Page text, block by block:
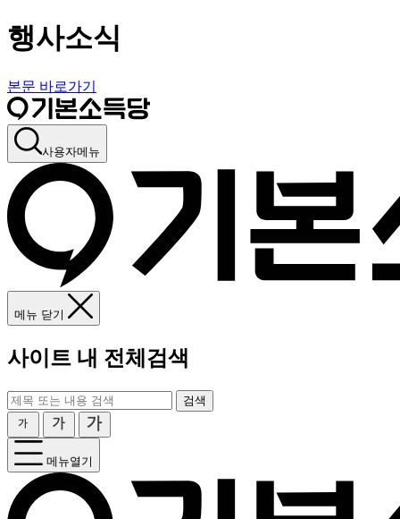
행사소식
본문 바로가기
사용자메뉴
메뉴 닫기
사이트 내 전체검색
검색
메뉴열기